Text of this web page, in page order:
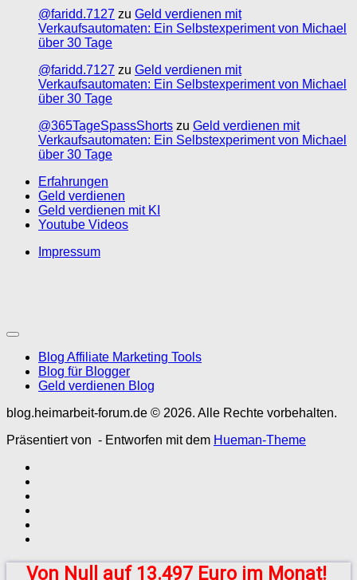
@faridd.7127 zu Geld verdienen mit
Verkaufsautomaten: Ein Selbstexperiment von Michael
über 30 Tage
@faridd.7127 zu Geld verdienen mit
Verkaufsautomaten: Ein Selbstexperiment von Michael
über 30 Tage
@365TageSpassShorts zu Geld verdienen mit
Verkaufsautomaten: Ein Selbstexperiment von Michael
über 30 Tage
Erfahrungen
Geld verdienen
Geld verdienen mit KI
Youtube Videos
Impressum
Blog Affiliate Marketing Tools
Blog für Blogger
Geld verdienen Blog
blog.heimarbeit-forum.de © 2026. Alle Rechte vorbehalten.
Präsentiert von - Entworfen mit dem Hueman-Theme
Von Null auf 13.497 Euro im Monat!